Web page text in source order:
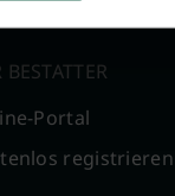
BESTATTER
Portal
registrieren